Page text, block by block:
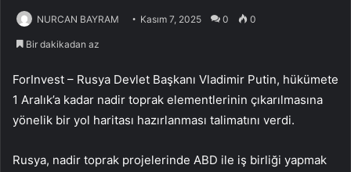
NURCAN BAYRAM Kasım 7, 2025 0 0
Bir dakikadan az
ForInvest – Rusya Devlet Başkanı Vladimir Putin, hükümete
1 Aralık’a kadar nadir toprak elementlerinin çıkarılmasına
yönelik bir yol haritası hazırlanması talimatını verdi.
Rusya, nadir toprak projelerinde ABD ile iş birliği yapmak